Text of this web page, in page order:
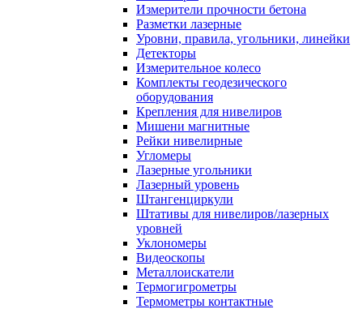
Измерители прочности бетона
Разметки лазерные
Уровни, правила, угольники, линейки
Детекторы
Измерительное колесо
Комплекты геодезического
оборудования
Крепления для нивелиров
Мишени магнитные
Рейки нивелирные
Угломеры
Лазерные угольники
Лазерный уровень
Штангенциркули
Штативы для нивелиров/лазерных
уровней
Уклономеры
Видеоскопы
Металлоискатели
Термогигрометры
Термометры контактные